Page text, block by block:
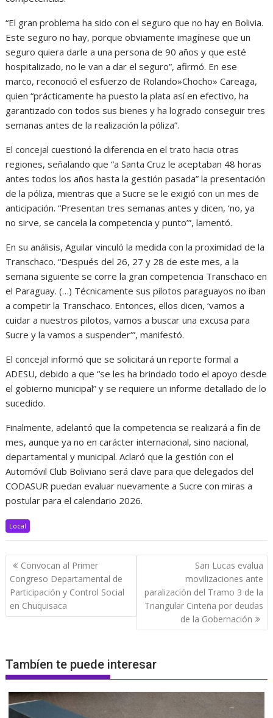
“El gran problema ha sido con el seguro que no hay en Bolivia.
Este seguro no hay, porque obviamente imagínese que un
seguro quiera darle a una persona de 90 años y que esté
hospitalizado, no le van a dar el seguro”, afirmó. En ese
marco, reconoció el esfuerzo de Rolando»Chocho» Careaga,
quien “prácticamente ha puesto la plata así en efectivo, ha
garantizado con todos sus bienes y ha logrado conseguir tres
semanas antes de la realización la póliza”.
El concejal cuestionó la diferencia en el trato hacia otras
regiones, señalando que “a Santa Cruz le aceptaban 48 horas
antes todos los años hasta la gestión pasada” la presentación
de la póliza, mientras que a Sucre se le exigió con un mes de
anticipación. “Presentan tres semanas antes y dicen, ‘no, ya
no sirve, se cancela la competencia y punto’”, lamentó.
En su análisis, Aguilar vinculó la medida con la proximidad de la
Transchaco. “Después del 26, 27 y 28 de este mes, a la
semana siguiente se corre la gran competencia Transchaco en
el Paraguay. (…) Técnicamente sus pilotos paraguayos no iban
a competir la Transchaco. Entonces, ellos dicen, ‘vamos a
cuidar a nuestros pilotos, vamos a buscar una excusa para
Sucre y la vamos a suspender’”, manifestó.
El concejal informó que se solicitará un reporte formal a
ADESU, debido a que “se les ha brindado todo el apoyo desde
el gobierno municipal” y se requiere un informe detallado de lo
sucedido.
Finalmente, adelantó que la competencia se realizará a fin de
mes, aunque ya no en carácter internacional, sino nacional,
departamental y municipal. Aclaró que la gestión con el
Automóvil Club Boliviano será clave para que delegados del
CODASUR puedan evaluar nuevamente a Sucre con miras a
postular para el calendario 2026.
Local
Navegación
de
entradas
Convocan al Primer
Congreso Departamental de
Participación y Control Social
en Chuquisaca
San Lucas evalua
movilizaciones ante
paralización del Tramo 3 de la
Triangular Cinteña por deudas
de la Gobernación
Tambíen te puede interesar